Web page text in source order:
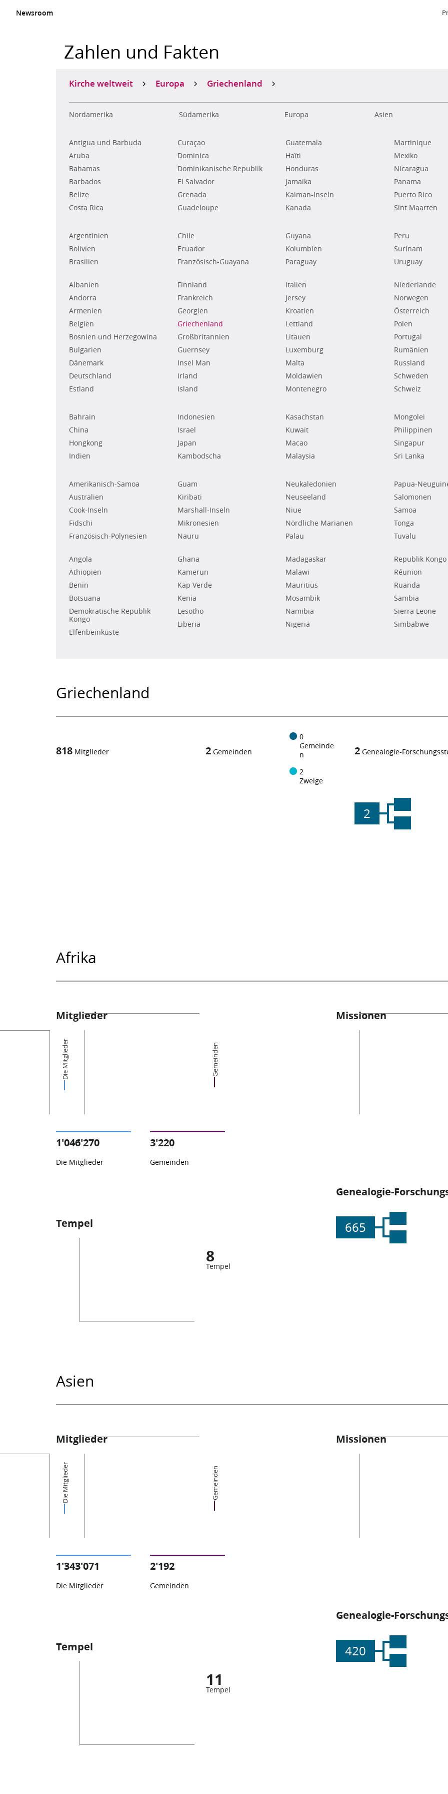
Newsroom
Zahlen und Fakten
Kirche weltweit Europa Griechenland
Nordamerika Südamerika Europa Asien
Antigua und Barbuda
Aruba
Bahamas
Barbados
Belize
Costa Rica
Curaçao
Dominica
Dominikanische Republik
El Salvador
Grenada
Guadeloupe
Guatemala
Haïti
Honduras
Jamaika
Kaiman-Inseln
Kanada
Martinique
Mexiko
Nicaragua
Panama
Puerto Rico
Sint Maarten
Argentinien
Bolivien
Brasilien
Chile
Ecuador
Französisch-Guayana
Guyana
Kolumbien
Paraguay
Peru
Surinam
Uruguay
Albanien
Andorra
Armenien
Belgien
Bosnien und Herzegowina
Bulgarien
Dänemark
Deutschland
Estland
Finnland
Frankreich
Georgien
Griechenland
Großbritannien
Guernsey
Insel Man
Irland
Island
Italien
Jersey
Kroatien
Lettland
Litauen
Luxemburg
Malta
Moldawien
Montenegro
Niederlande
Norwegen
Österreich
Polen
Portugal
Rumänien
Russland
Schweden
Schweiz
Bahrain
China
Hongkong
Indien
Indonesien
Israel
Japan
Kambodscha
Kasachstan
Kuwait
Macao
Malaysia
Mongolei
Philippinen
Singapur
Sri Lanka
Amerikanisch-Samoa
Australien
Cook-Inseln
Fidschi
Französisch-Polynesien
Guam
Kiribati
Marshall-Inseln
Mikronesien
Nauru
Neukaledonien
Neuseeland
Niue
Nördliche Marianen
Palau
Papua-
Salomonen
Samoa
Tonga
Tuvalu
Angola
Äthiopien
Benin
Botsuana
Demokratische Republik
Kongo
Elfenbeinküste
Ghana
Kamerun
Kap Verde
Kenia
Lesotho
Liberia
Madagaskar
Malawi
Mauritius
Mosambik
Namibia
Nigeria
Republik Kongo
Réunion
Ruanda
Sambia
Sierra Leone
Simbabwe
Griechenland
818 Mitglieder 2 Gemeinden
0
Gemeinde
n
2
Zweige
2 Genealogie-
2
Afrika
Mitglieder
Die Mitglieder Gemeinden
1'046'270
Die Mitglieder
3'220
Gemeinden
Missionen
Genealogie-
665
Tempel
8
Tempel
Asien
Mitglieder
Die Mitglieder Gemeinden
1'343'071
Die Mitglieder
2'192
Gemeinden
Missionen
Genealogie-
420
Tempel
11
Tempel